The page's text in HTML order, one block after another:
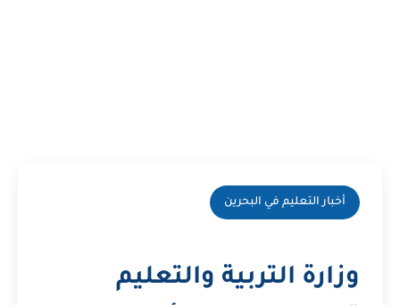
أخبار التعليم في البحرين
وزارة التربية والتعليم